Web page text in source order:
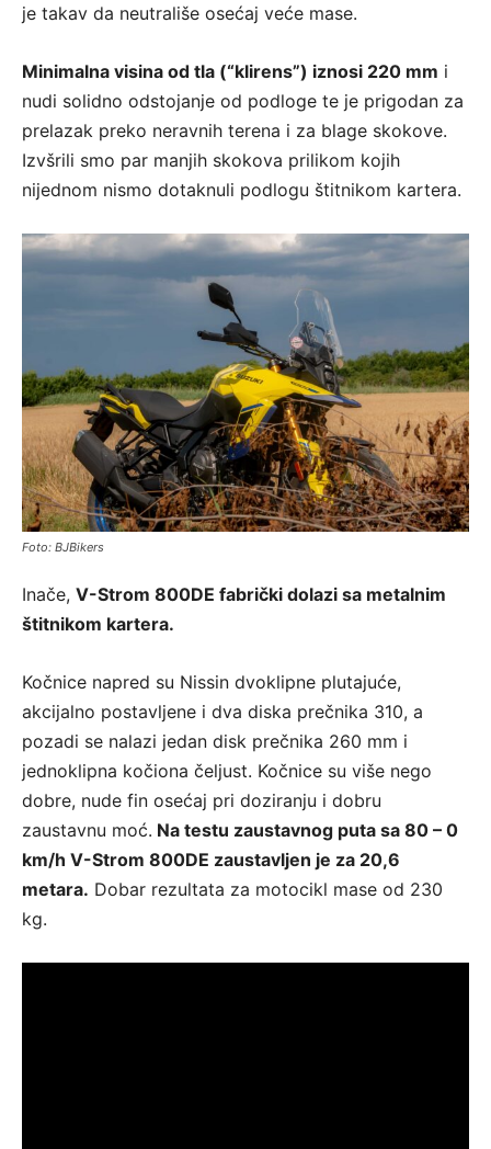
je takav da neutrališe osećaj veće mase.
Minimalna visina od tla (“klirens”) iznosi 220 mm i
nudi solidno odstojanje od podloge te je prigodan za
prelazak preko neravnih terena i za blage skokove.
Izvšrili smo par manjih skokova prilikom kojih
nijednom nismo dotaknuli podlogu štitnikom kartera.
Foto: BJBikers
Inače, V-Strom 800DE fabrički dolazi sa metalnim
štitnikom kartera.
Kočnice napred su Nissin dvoklipne plutajuće,
akcijalno postavljene i dva diska prečnika 310, a
pozadi se nalazi jedan disk prečnika 260 mm i
jednoklipna kočiona čeljust. Kočnice su više nego
dobre, nude fin osećaj pri doziranju i dobru
zaustavnu moć. Na testu zaustavnog puta sa 80 – 0
km/h V-Strom 800DE zaustavljen je za 20,6
metara. Dobar rezultata za motocikl mase od 230
kg.